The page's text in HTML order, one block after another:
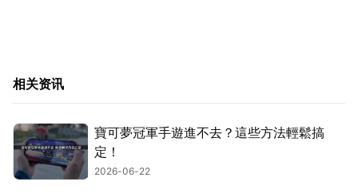
相关资讯
寶可夢冠軍手遊進不去？這些方法輕鬆搞
定！
2026-06-22